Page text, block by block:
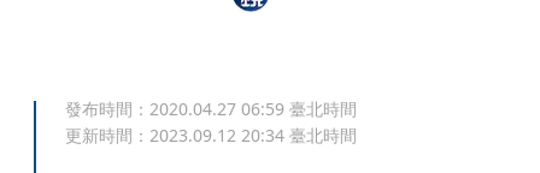
發布時間： 2020.04.27 06:59 臺北時間
更新時間： 2023.09.12 20:34 臺北時間